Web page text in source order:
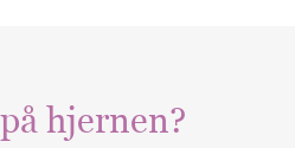
hjernen?